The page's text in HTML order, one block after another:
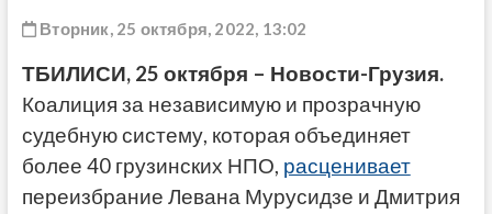
Вторник, 25 октября, 2022, 13:02
ТБИЛИСИ, 25 октября – Новости-Грузия.
Коалиция за независимую и прозрачную
судебную систему, которая объединяет
более 40 грузинских НПО, расценивает
переизбрание Левана Мурусидзе и Дмитрия